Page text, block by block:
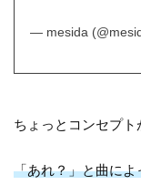
— mesida
ちょっとコンセプト
「あれ？」と曲に